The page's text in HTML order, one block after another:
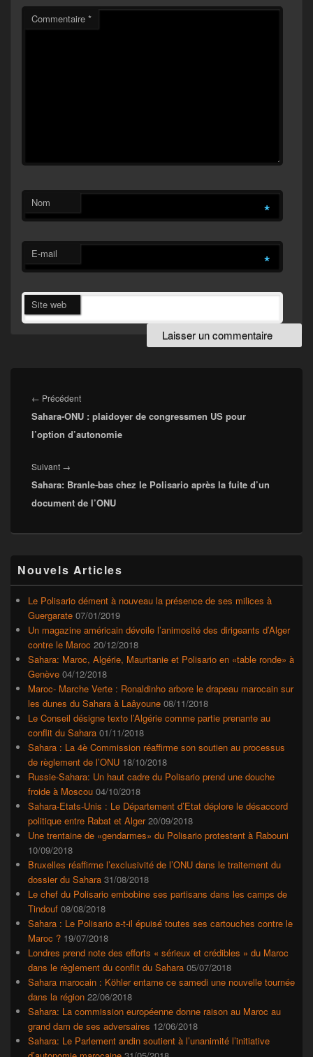
Commentaire *
Nom *
E-mail *
Site web
de
l’article
← PrécédentArticle
précédent :
Sahara-ONU : plaidoyer de congressmen US pour
l’option d’autonomie
Suivant →
suivant :
Sahara: Branle-bas chez le Polisario après la fuite d’un
document de l’ONU
principale
de
widget
barre
latérale
Nouvels Articles
Le Polisario dément à nouveau la présence de ses milices à
Guergarate 07/01/2019
Un magazine américain dévoile l’animosité des dirigeants d’Alger
contre le Maroc 20/12/2018
Sahara: Maroc, Algérie, Mauritanie et Polisario en «table ronde» à
Genève 04/12/2018
Maroc- Marche Verte : Ronaldinho arbore le drapeau marocain sur
les dunes du Sahara à Laâyoune 08/11/2018
Le Conseil désigne texto l’Algérie comme partie prenante au
conflit du Sahara 01/11/2018
Sahara : La 4è Commission réaffirme son soutien au processus
de règlement de l’ONU 18/10/2018
Russie-Sahara: Un haut cadre du Polisario prend une douche
froide à Moscou 04/10/2018
Sahara-Etats-Unis : Le Département d’Etat déplore le désaccord
politique entre Rabat et Alger 20/09/2018
Une trentaine de «gendarmes» du Polisario protestent à Rabouni
10/09/2018
Bruxelles réaffirme l’exclusivité de l’ONU dans le traitement du
dossier du Sahara 31/08/2018
Le chef du Polisario embobine ses partisans dans les camps de
Tindouf 08/08/2018
Sahara : Le Polisario a-t-il épuisé toutes ses cartouches contre le
Maroc ? 19/07/2018
Londres prend note des efforts « sérieux et crédibles » du Maroc
dans le règlement du conflit du Sahara 05/07/2018
Sahara marocain : Köhler entame ce samedi une nouvelle tournée
dans la région 22/06/2018
Sahara: La commission européenne donne raison au Maroc au
grand dam de ses adversaires 12/06/2018
Sahara: Le Parlement andin soutient à l’unanimité l’initiative